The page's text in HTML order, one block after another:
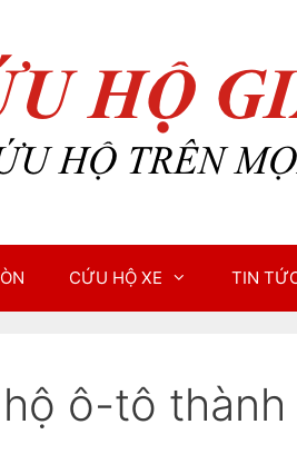
CỨU HỘ XE TIN
ô-tô